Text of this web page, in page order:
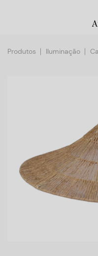
Produtos Iluminação